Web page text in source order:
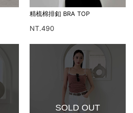
精梳棉排釦 BRA TOP
NT.490
SOLD OUT